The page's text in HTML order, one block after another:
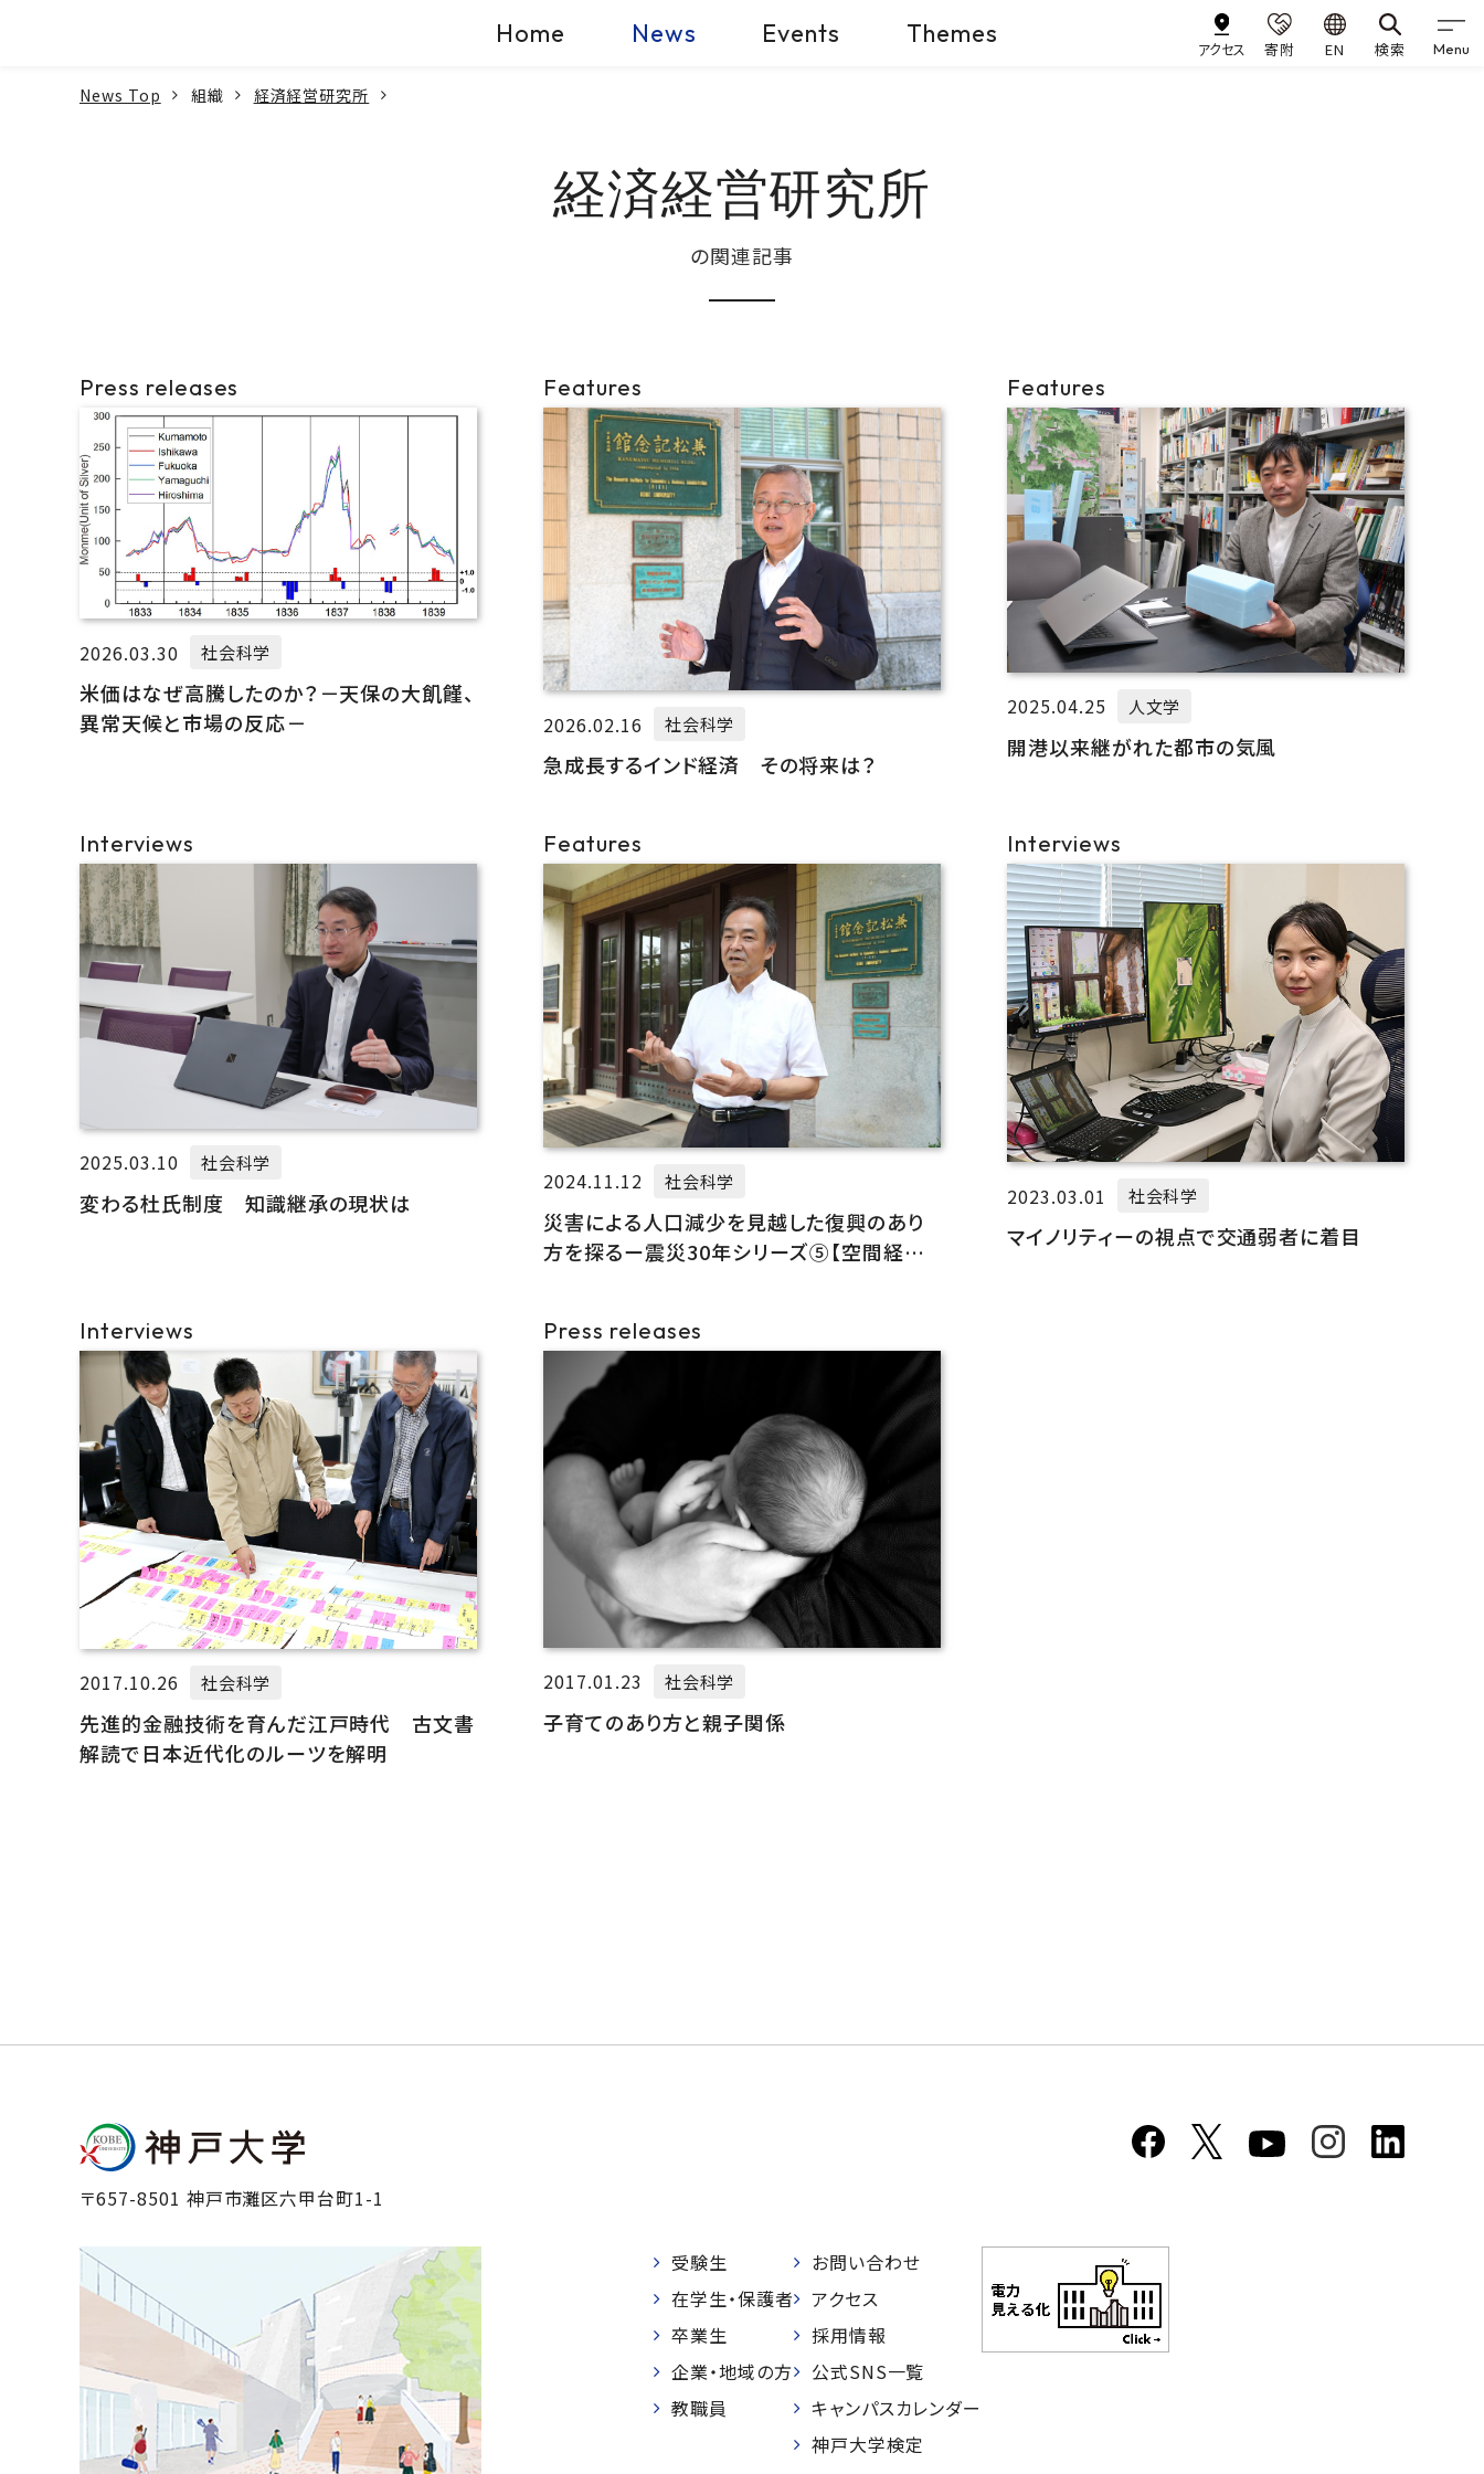
Home News Events Themes
アクセス 寄附 EN 検索 Menu
News Top 組織 経済経営研究所
経済経営研究所
の関連記事
Press releases
2026.03.30 社会科学
米価はなぜ高騰したのか？－天保の大飢饉、
異常天候と市場の反応－
Features
2026.02.16 社会科学
急成長するインド経済 その将来は？
Features
2025.04.25 人文学
開港以来継がれた都市の気風
Interviews
2025.03.10 社会科学
変わる杜氏制度 知識継承の現状は
Features
2024.11.12 社会科学
災害による人口減少を見越した復興のあり
方を探るー震災30年シリーズ⑤【空間経済
Interviews
2023.03.01 社会科学
マイノリティーの視点で交通弱者に着目
Interviews
2017.10.26 社会科学
先進的金融技術を育んだ江戸時代 古文書
解読で日本近代化のルーツを解明
Press releases
2017.01.23 社会科学
子育てのあり方と親子関係
〒657-8501 神戸市灘区六甲台町1-1
受験生
在学生・保護者
卒業生
企業・地域の方
教職員
お問い合わせ
アクセス
採用情報
公式SNS一覧
キャンパスカレンダー
神戸大学検定